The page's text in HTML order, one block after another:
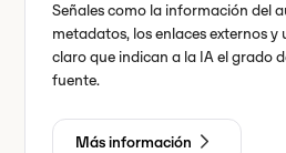
Señales como la información del
metadatos, los enlaces externos y
claro que indican a la IA el grado
fuente.
Más información